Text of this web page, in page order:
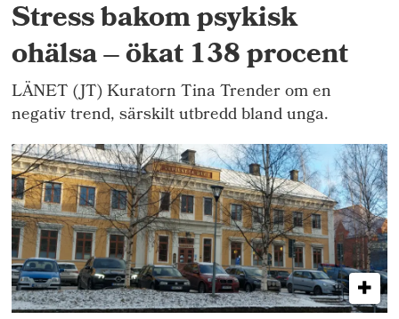
Stress bakom psykisk
ohälsa – ökat 138 procent
LÄNET (JT) Kuratorn Tina Trender om en
negativ trend, särskilt utbredd bland unga.